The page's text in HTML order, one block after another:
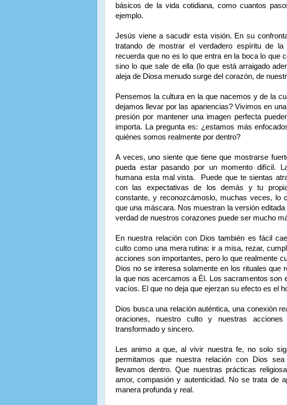
básicos de la vida cotidiana, como cuantos
ejemplo.
Jesús viene a sacudir esta visión. En su
tratando de mostrar el verdadero espíritu de
recuerda que no es lo que entra en la boca lo que
sino lo que sale de ella (lo que está arraigado
aleja de Diosa menudo surge del corazón, de
Pensemos la cultura en la que nacemos y de la
dejamos llevar por las apariencias? Vivimos en
presión por mantener una imagen perfecta
importa. La pregunta es: ¿estamos más
quiénes somos realmente por dentro?
A veces, uno siente que tiene que mostrarse
pueda estar pasando por un momento difícil.
humana esta mal vista. Puede que te sientas
con las expectativas de los demás y tu
constante, y reconozcámoslo, muchas veces,
que una máscara. Nos muestran la versión
verdad de nuestros corazones puede ser mucho
En nuestra relación con Dios también es fácil
culto como una mera rutina: ir a misa, rezar,
acciones son importantes, pero lo que realmente
Dios no se interesa solamente en los rituales que
la que nos acercamos a Él. Los sacramentos son
vacíos. El que no deja que ejerzan su efecto es el
Dios busca una relación auténtica, una conexión
oraciones, nuestro culto y nuestras
transformado y sincero.
Les animo a que, al vivir nuestra fe, no solo
permitamos que nuestra relación con Dios
llevamos dentro. Que nuestras prácticas
amor, compasión y autenticidad. No se trata de
manera profunda y real.